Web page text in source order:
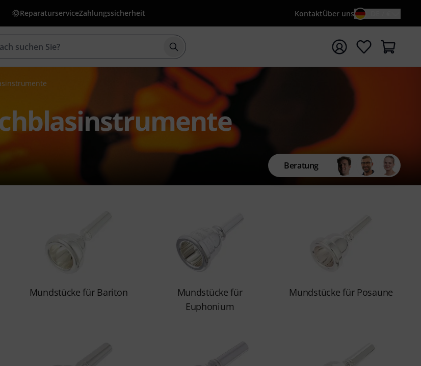
ReparaturserviceZahlungssicherheit KontaktÜber uns
Suche mit Suchwort {searchTerm} starten
Beratung
Mundstücke für Bariton
Mundstücke für
Euphonium
Mundstücke für Posaune